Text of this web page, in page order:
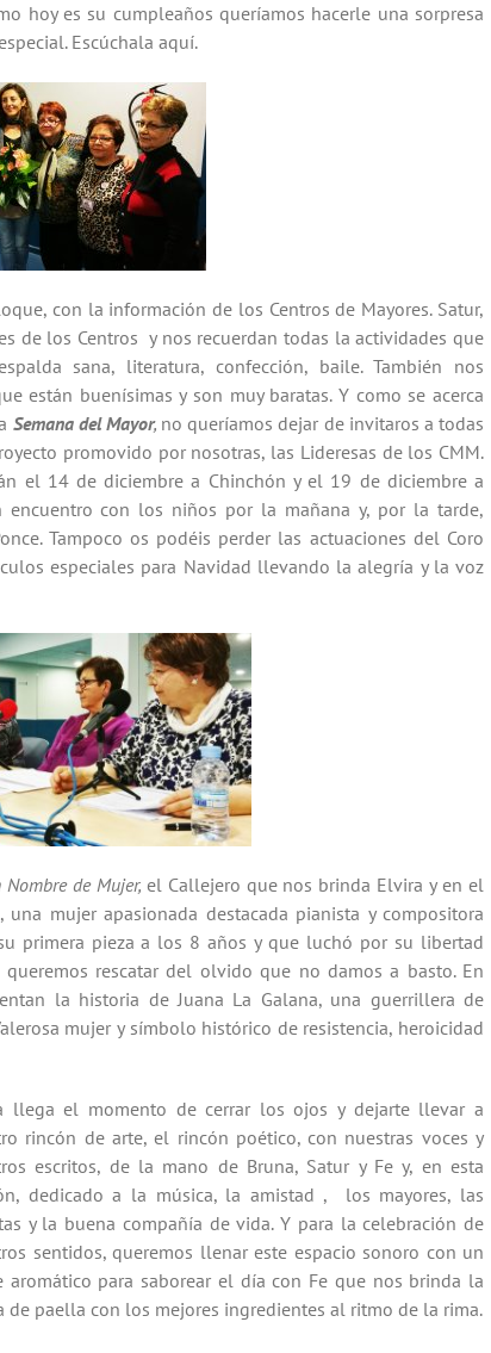
hoy es su cumpleaños queríamos hacerle una sorpresa
Escúchala aquí.
con la información de los Centros de Mayores. Satur,
de los Centros y nos recuerdan todas la actividades que
sana, literatura, confección, baile. También nos
están buenísimas y son muy baratas. Y como se acerca
Semana del Mayor, no queríamos dejar de invitaros a todas
promovido por nosotras, las Lideresas de los CMM.
el 14 de diciembre a Chinchón y el 19 de diciembre a
con los niños por la mañana y, por la tarde,
Tampoco os podéis perder las actuaciones del Coro
especiales para Navidad llevando la alegría y la voz
Nombre de Mujer, el Callejero que nos brinda Elvira y en el
mujer apasionada destacada pianista y compositora
primera pieza a los 8 años y que luchó por su libertad
rescatar del olvido que no damos a basto. En
la historia de Juana La Galana, una guerrillera de
mujer y símbolo histórico de resistencia, heroicidad
llega el momento de cerrar los ojos y dejarte llevar a
rincón de arte, el rincón poético, con nuestras voces y
escritos, de la mano de Bruna, Satur y Fe y, en esta
dedicado a la música, la amistad , los mayores, las
y la buena compañía de vida. Y para la celebración de
sentidos, queremos llenar este espacio sonoro con un
aromático para saborear el día con Fe que nos brinda la
de paella con los mejores ingredientes al ritmo de la rima.